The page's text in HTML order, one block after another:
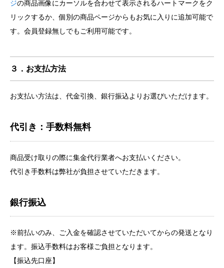
ジの商品画像にカーソルを合わせて表示されるハートマークをク
リックするか、個別の商品ページからもお気に入りに追加可能で
す。会員登録無しでもご利用可能です。
３．お支払方法
お支払い方法は、代金引換、銀行振込よりお選びいただけます。
代引き：手数料無料
商品受け取りの際に集金代行業者へお支払いください。
代引き手数料は弊社が負担させていただきます。
銀行振込
※前払いのみ、ご入金を確認させていただいてからの発送となり
ます。振込手数料はお客様ご負担となります。
【振込先口座】